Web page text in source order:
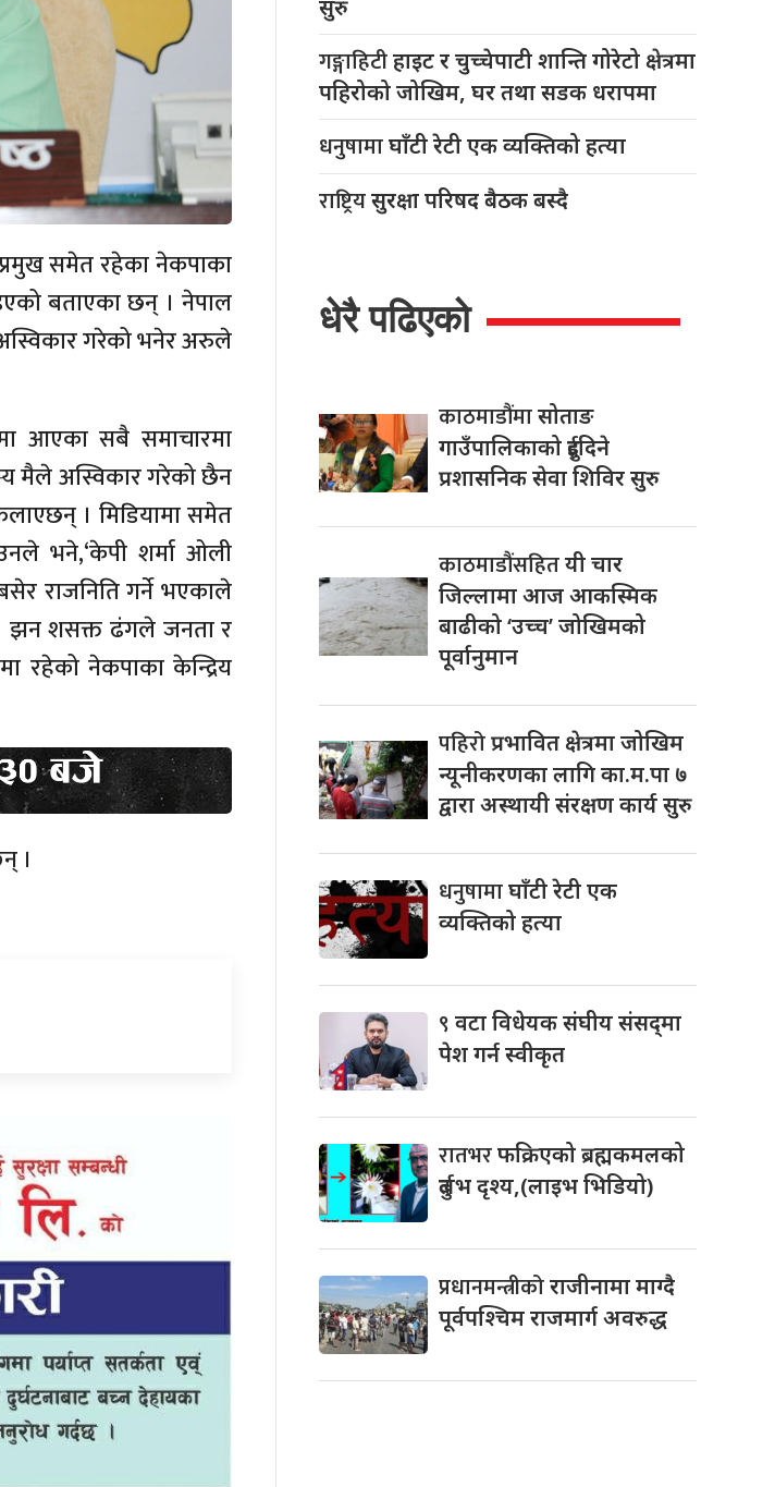
समेत रहेका नेकपाका
बताएका छन् । नेपाल
गरेको भनेर अरुले
आएका सबै समाचारमा
मैले अस्विकार गरेको छैन
। मिडियामा समेत
भने,‘केपी शर्मा ओली
राजनिति गर्ने भएकाले
। झन शसक्त ढंगले जनता र
रहेको नेकपाका केन्द्रिय
।
सुरु
गङ्गाहिटीहाइट र चुच्चेपाटी शान्ति गोरेटो क्षेत्रमा
पहिरोको जोखिम, घर तथा सडक धरापमा
धनुषामाघाँटी रेटी एक व्यक्तिको हत्या
राष्ट्रियसुरक्षा परिषद बैठक बस्दै
धेरै पढिएको
काठमाडौंमासोताङ
गाउँपालिकाको दुईदिने
प्रशासनिक सेवा शिविर सुरु
काठमाडौंसहितयी चार
जिल्लामा आज आकस्मिक
बाढीको ‘उच्च’ जोखिमको
पूर्वानुमान
पहिरोप्रभावित क्षेत्रमा जोखिम
न्यूनीकरणका लागि का.म.पा ७
द्वारा अस्थायी संरक्षण कार्य सुरु
धनुषामाघाँटी रेटी एक
व्यक्तिको हत्या
९वटा विधेयक संघीय संसद्‌मा
पेश गर्न स्वीकृत
रातभरफक्रिएको ब्रह्मकमलको
दुर्लभ दृश्य,(लाइभ भिडियो)
प्रधानमन्त्रीकोराजीनामा माग्दै
पूर्वपश्चिम राजमार्ग अवरुद्ध